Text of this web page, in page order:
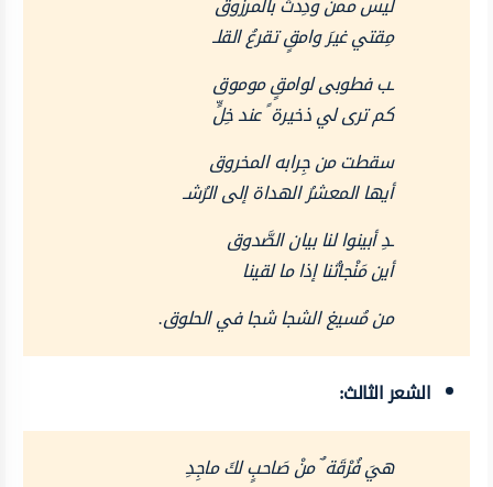
مِقتي غيرَ وامقٍ تقرعُ القلـ
ـب فطوبى لوامقٍ موموق
كم ترى لي ذخيرة ً عند خِلٍّ
سقطت من جِرابه المخروق
أيها المعشرُ الهداة إلى الرُشـ
ـدِ أبينوا لنا بيان الصَّدوق
أين مَنْجاتُنا إذا ما لقينا
من مُسيغ الشجا شجا في الحلوق.
الشعر الثالث:
هيَ فُرْقَة ٌ منْ صَاحبٍ لكَ ماجِدِ